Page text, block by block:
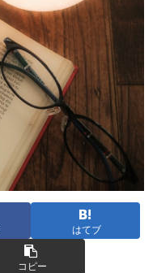
はてブ
コピー